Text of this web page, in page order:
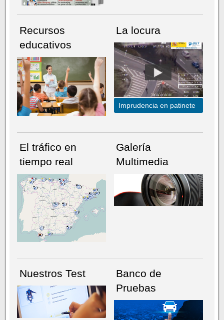
NÚMERO ACTUALHEMEROTECA
Recursos
educativos
La locura
Imprudencia en patinete
El tráfico en
tiempo real
Galería
Multimedia
Nuestros Test
Banco de
Pruebas